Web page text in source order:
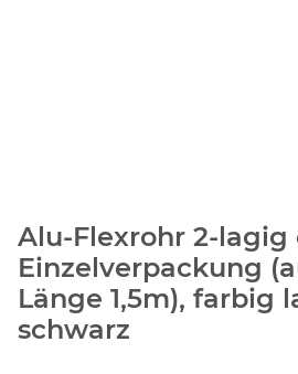
Alu-Flexrohr 2-
Einzelverpackung
Länge 1,5m), farbig
schwarz